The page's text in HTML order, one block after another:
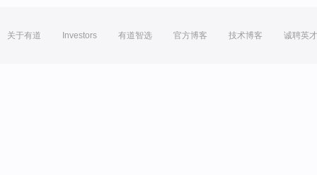
关于有道 Investors 有道智选 官方博客 技术博客 诚聘英才